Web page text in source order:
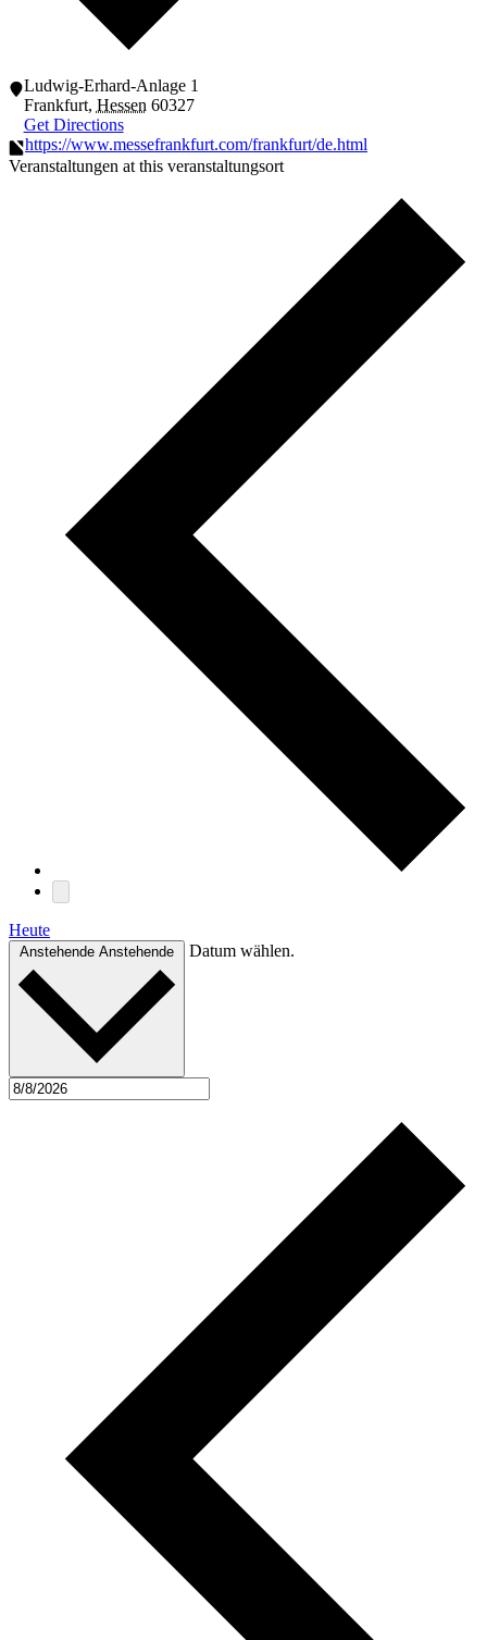
Ludwig-Erhard-Anlage 1
Frankfurt, Hessen 60327
Get Directions
https://www.messefrankfurt.com/frankfurt/de.html
Veranstaltungen at this veranstaltungsort
Heute
Anstehende Anstehende Datum wählen.